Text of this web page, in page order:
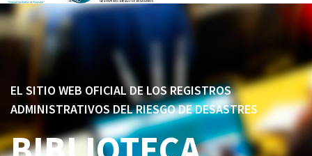
EL SITIO WEB OFICIAL DE LOS REGISTROS
ADMINISTRATIVOS DEL RIESGO DE DESASTRES